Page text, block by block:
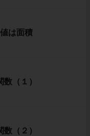
は面積
（１）
（２）